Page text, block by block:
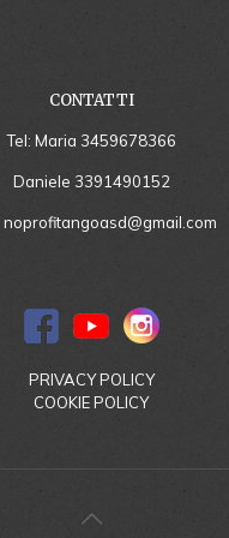
CONTATTI
Tel: Maria 3459678366
Daniele 3391490152
noprofitangoasd@gmail.com
PRIVACY POLICY
COOKIE POLICY